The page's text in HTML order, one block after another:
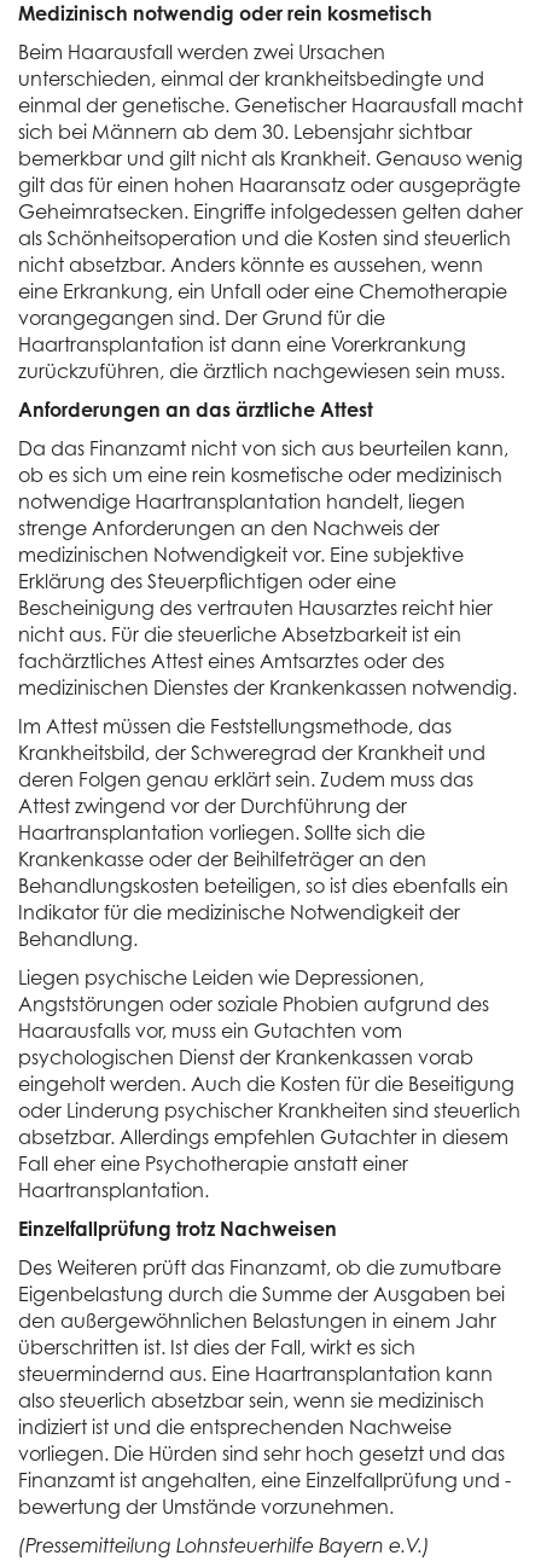
Medizinisch notwendig oder rein kosmetisch
Beim Haarausfall werden zwei Ursachen
unterschieden, einmal der krankheitsbedingte und
einmal der genetische. Genetischer Haarausfall macht
sich bei Männern ab dem 30. Lebensjahr sichtbar
bemerkbar und gilt nicht als Krankheit. Genauso wenig
gilt das für einen hohen Haaransatz oder ausgeprägte
Geheimratsecken. Eingriffe infolgedessen gelten daher
als Schönheitsoperation und die Kosten sind steuerlich
nicht absetzbar. Anders könnte es aussehen, wenn
eine Erkrankung, ein Unfall oder eine Chemotherapie
vorangegangen sind. Der Grund für die
Haartransplantation ist dann eine Vorerkrankung
zurückzuführen, die ärztlich nachgewiesen sein muss.
Anforderungen an das ärztliche Attest
Da das Finanzamt nicht von sich aus beurteilen kann,
ob es sich um eine rein kosmetische oder medizinisch
notwendige Haartransplantation handelt, liegen
strenge Anforderungen an den Nachweis der
medizinischen Notwendigkeit vor. Eine subjektive
Erklärung des Steuerpflichtigen oder eine
Bescheinigung des vertrauten Hausarztes reicht hier
nicht aus. Für die steuerliche Absetzbarkeit ist ein
fachärztliches Attest eines Amtsarztes oder des
medizinischen Dienstes der Krankenkassen notwendig.
Im Attest müssen die Feststellungsmethode, das
Krankheitsbild, der Schweregrad der Krankheit und
deren Folgen genau erklärt sein. Zudem muss das
Attest zwingend vor der Durchführung der
Haartransplantation vorliegen. Sollte sich die
Krankenkasse oder der Beihilfeträger an den
Behandlungskosten beteiligen, so ist dies ebenfalls ein
Indikator für die medizinische Notwendigkeit der
Behandlung.
Liegen psychische Leiden wie Depressionen,
Angststörungen oder soziale Phobien aufgrund des
Haarausfalls vor, muss ein Gutachten vom
psychologischen Dienst der Krankenkassen vorab
eingeholt werden. Auch die Kosten für die Beseitigung
oder Linderung psychischer Krankheiten sind steuerlich
absetzbar. Allerdings empfehlen Gutachter in diesem
Fall eher eine Psychotherapie anstatt einer
Haartransplantation.
Einzelfallprüfung trotz Nachweisen
Des Weiteren prüft das Finanzamt, ob die zumutbare
Eigenbelastung durch die Summe der Ausgaben bei
den außergewöhnlichen Belastungen in einem Jahr
überschritten ist. Ist dies der Fall, wirkt es sich
steuermindernd aus. Eine Haartransplantation kann
also steuerlich absetzbar sein, wenn sie medizinisch
indiziert ist und die entsprechenden Nachweise
vorliegen. Die Hürden sind sehr hoch gesetzt und das
Finanzamt ist angehalten, eine Einzelfallprüfung und -
bewertung der Umstände vorzunehmen.
(Pressemitteilung Lohnsteuerhilfe Bayern e.V.)